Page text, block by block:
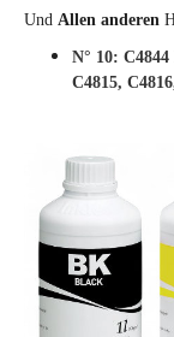
Und Allen anderen
N° 10: C4844
C4815,